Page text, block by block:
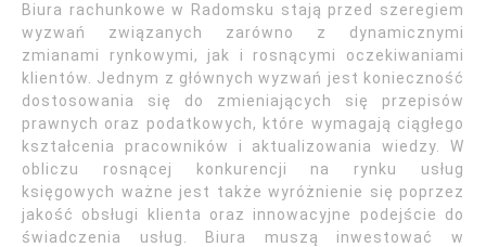
Biura rachunkowe w Radomsku stają przed szeregiem
wyzwań związanych zarówno z dynamicznymi
zmianami rynkowymi, jak i rosnącymi oczekiwaniami
klientów. Jednym z głównych wyzwań jest konieczność
dostosowania się do zmieniających się przepisów
prawnych oraz podatkowych, które wymagają ciągłego
kształcenia pracowników i aktualizowania wiedzy. W
obliczu rosnącej konkurencji na rynku usług
księgowych ważne jest także wyróżnienie się poprzez
jakość obsługi klienta oraz innowacyjne podejście do
świadczenia usług. Biura muszą inwestować w